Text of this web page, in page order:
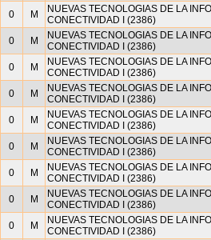
0 M
NUEVAS TECNOLOGIAS DE LA
CONECTIVIDAD I (2386)
0 M
NUEVAS TECNOLOGIAS DE LA
CONECTIVIDAD I (2386)
0 M
NUEVAS TECNOLOGIAS DE LA
CONECTIVIDAD I (2386)
0 M
NUEVAS TECNOLOGIAS DE LA
CONECTIVIDAD I (2386)
0 M
NUEVAS TECNOLOGIAS DE LA
CONECTIVIDAD I (2386)
0 M
NUEVAS TECNOLOGIAS DE LA
CONECTIVIDAD I (2386)
0 M
NUEVAS TECNOLOGIAS DE LA
CONECTIVIDAD I (2386)
0 M
NUEVAS TECNOLOGIAS DE LA
CONECTIVIDAD I (2386)
0 M
NUEVAS TECNOLOGIAS DE LA
CONECTIVIDAD I (2386)